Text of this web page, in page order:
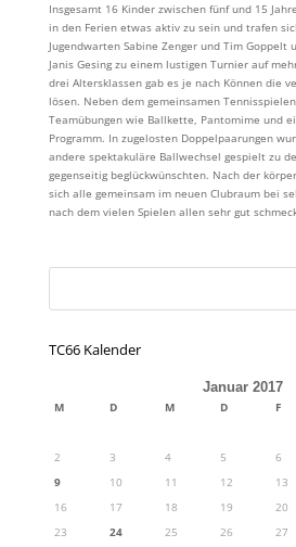
Insgesamt 16 Kinder zwischen fünf und 15
in den Ferien etwas aktiv zu sein und trafen
Jugendwarten Sabine Zenger und Tim Goppelt
Janis Gesing zu einem lustigen Turnier auf
drei Altersklassen gab es je nach Können die
lösen. Neben dem gemeinsamen
Teamübungen wie Ballkette, Pantomime und
Programm. In zugelosten Doppelpaarungen
andere spektakuläre Ballwechsel gespielt zu
gegenseitig beglückwünschten. Nach der
sich alle gemeinsam im neuen Clubraum bei
nach dem vielen Spielen allen sehr gut
TC66 Kalender
Januar 2017
M D M D F
2
3 4 5 6
9
10 11 12 13
16
17 18 19 20
23
24 25 26 27